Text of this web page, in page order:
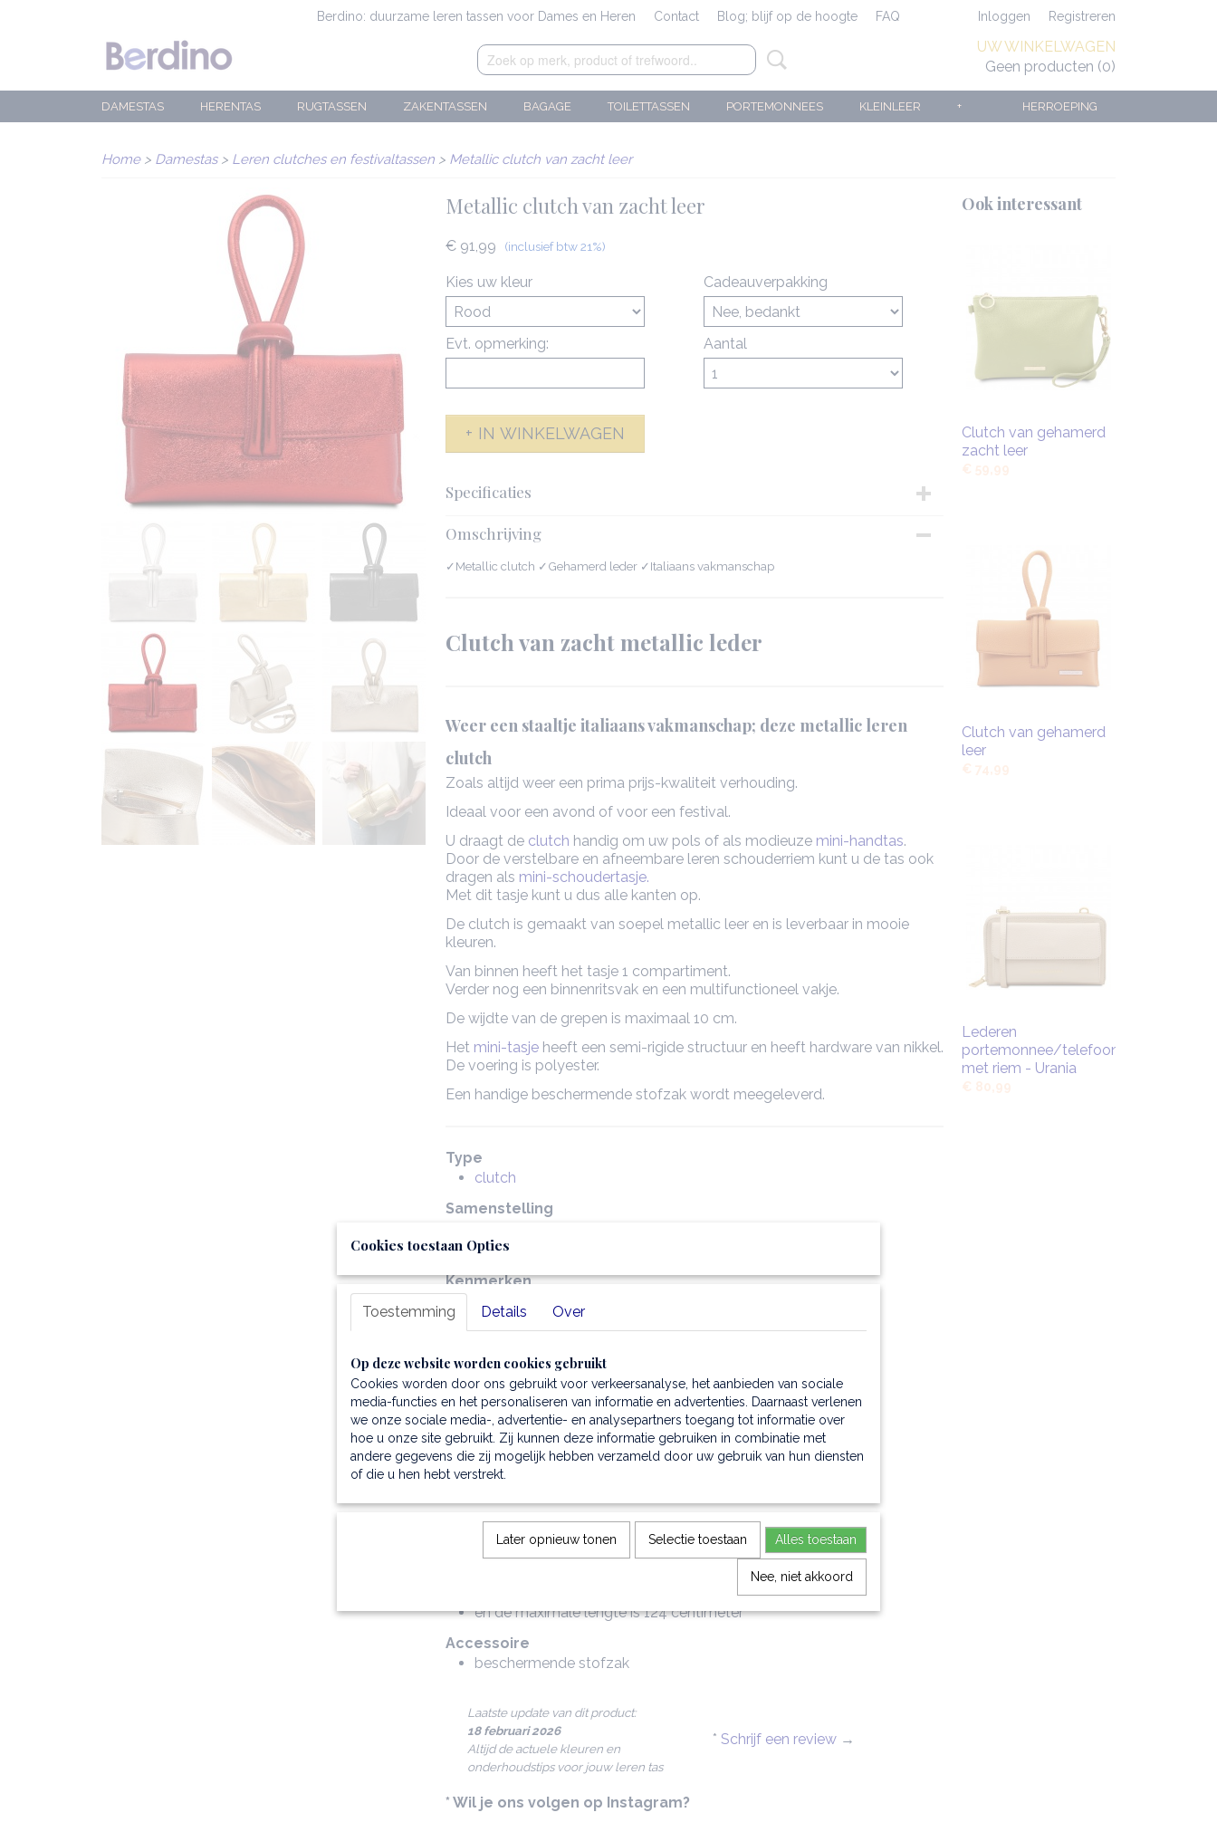
Berdino: duurzame leren tassen voor Dames en Heren Contact Blog; blijf op de hoogte FAQ Inloggen Registreren
UW WINKELWAGEN
Geen producten (0)
HERROEPING
DAMESTAS HERENTAS RUGTASSEN ZAKENTASSEN BAGAGE TOILETTASSEN PORTEMONNEES KLEINLEER +
Home> Damestas> Leren clutches en festivaltassen > Metallic clutch van zacht leer
Metallic clutch van zacht leer
€ 91,99 (inclusief btw 21%)
Kies uw kleur Cadeauverpakking
Evt. opmerking: Aantal
IN WINKELWAGEN
Specificaties
Productcode
Afmetingen (l,b,h)
Omschrijving
✓Metallic clutch ✓Gehamerd leder ✓Italiaans vakmanschap
Clutch van zacht metallic leder
Weer een staaltje italiaans vakmanschap; deze metallic leren
clutch
Zoals altijd weer een prima prijs-kwaliteit verhouding.
Ideaal voor een avond of voor een festival.
U draagt de clutch handig om uw pols of als modieuze mini-handtas.
Door de verstelbare en afneembare leren schouderriem kunt u de tas ook
dragen als mini-schoudertasje.
Met dit tasje kunt u dus alle kanten op.
De clutch is gemaakt van soepel metallic leer en is leverbaar in mooie
kleuren.
Van binnen heeft het tasje 1 compartiment.
Verder nog een binnenritsvak en een multifunctioneel vakje.
De wijdte van de grepen is maximaal 10 cm.
Het mini-tasje heeft een semi-rigide structuur en heeft hardware van nikkel.
De voering is polyester.
Een handige beschermende stofzak wordt meegeleverd.
Type
clutch
Samenstelling
polyester voering
Kenmerken
1 compartiment
Binnenkant
binnenritsvak
open vak
Schouderriem
verstelbare tevens afneembare lederen schouderriem
de wijdte van de grepen is maimaal 10 cm.
nikkel hardware
Aanvullende kenmerken
de wijdte van de greep is maximaal 10 centimeter
de minimale lengte van de schouderrien is 61 centimeter
en de maximale lengte is 124 centimeter
Accessoire
beschermende stofzak
Laatste update van dit product:
18 februari 2026
Altijd de actuele kleuren en
onderhoudstips voor jouw leren tas
* Schrijf een review →
* Wil je ons volgen op Instagram?
Ook interessant
Clutch van gehamerd
zacht leer
€ 59,99
Clutch van gehamerd
leer
€ 74,99
Lederen
portemonnee/telefoonhouder
met riem - Urania
€ 80,99
Cookies toestaan Opties
Toestemming Details Over
Op deze website worden cookies gebruikt
Cookies worden door ons gebruikt voor verkeersanalyse, het aanbieden van sociale
media-functies en het personaliseren van informatie en advertenties. Daarnaast verlenen
we onze sociale media-, advertentie- en analysepartners toegang tot informatie over
hoe u onze site gebruikt. Zij kunnen deze informatie gebruiken in combinatie met
andere gegevens die zij mogelijk hebben verzameld door uw gebruik van hun diensten
of die u hen hebt verstrekt.
Later opnieuw tonen Selectie toestaan Alles toestaan
Nee, niet akkoord